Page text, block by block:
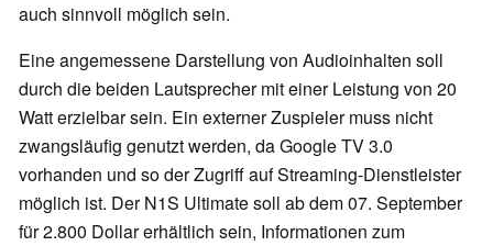
auch sinnvoll möglich sein.
Eine angemessene Darstellung von Audioinhalten soll
durch die beiden Lautsprecher mit einer Leistung von 20
Watt erzielbar sein. Ein externer Zuspieler muss nicht
zwangsläufig genutzt werden, da Google TV 3.0
vorhanden und so der Zugriff auf Streaming-Dienstleister
möglich ist. Der N1S Ultimate soll ab dem 07. September
für 2.800 Dollar erhältlich sein, Informationen zum